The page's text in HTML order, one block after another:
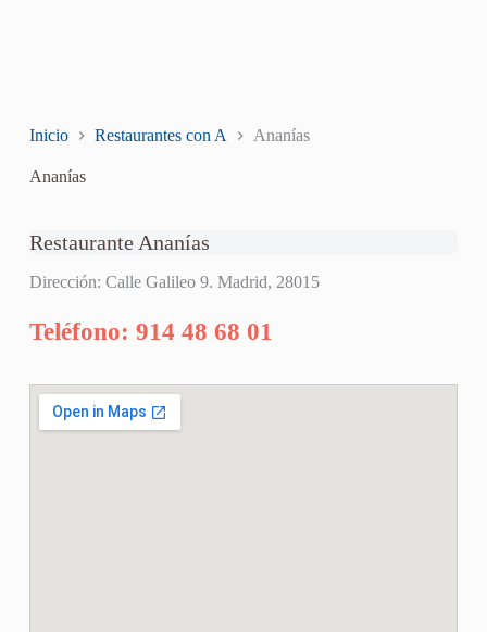
Inicio Restaurantes con A Ananías
Ananías
Restaurante Ananías
Dirección: Calle Galileo 9. Madrid, 28015
Teléfono: 914 48 68 01